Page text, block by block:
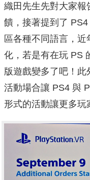
織田先生先對大家報
饋，接著提到了
區各種不同語言，
化，若是有在玩 PS
版遊戲變多了吧！
活動場合讓 PS4 與
形式的活動讓更多玩